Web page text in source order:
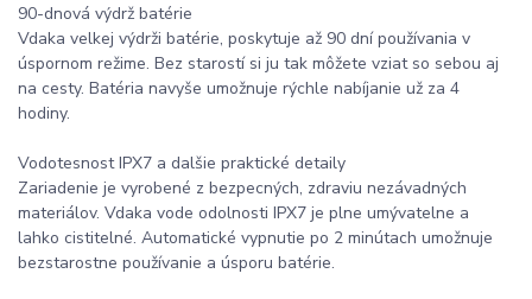
90-dnová výdrž batérie
Vdaka velkej výdrži batérie, poskytuje až 90 dní používania v
úspornom režime. Bez starostí si ju tak môžete vziat so sebou aj
na cesty. Batéria navyše umožnuje rýchle nabíjanie už za 4
hodiny.
Vodotesnost IPX7 a dalšie praktické detaily
Zariadenie je vyrobené z bezpecných, zdraviu nezávadných
materiálov. Vdaka vode odolnosti IPX7 je plne umývatelne a
lahko cistitelné. Automatické vypnutie po 2 minútach umožnuje
bezstarostne používanie a úsporu batérie.